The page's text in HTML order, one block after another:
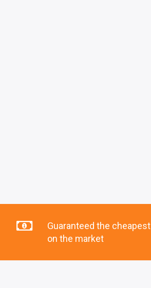
Guaranteed the cheapest
on the market